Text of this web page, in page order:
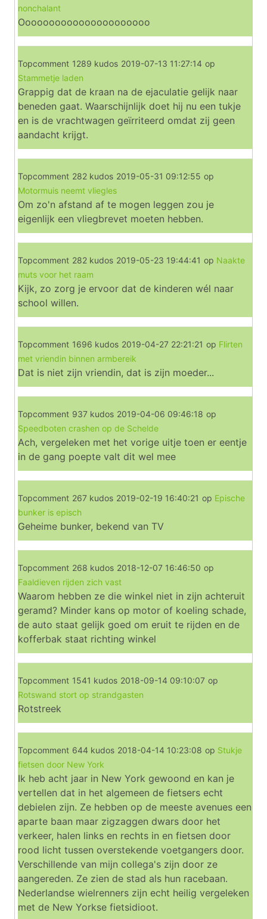
nonchalant
Oooooooooooooooooooooo
Topcomment 1289 kudos 2019-07-13 11:27:14 op
Stammetje laden
Grappig dat de kraan na de ejaculatie gelijk naar
beneden gaat. Waarschijnlijk doet hij nu een tukje
en is de vrachtwagen geïrriteerd omdat zij geen
aandacht krijgt.
Topcomment 282 kudos 2019-05-31 09:12:55 op
Motormuis neemt vliegles
Om zo'n afstand af te mogen leggen zou je
eigenlijk een vliegbrevet moeten hebben.
Topcomment 282 kudos 2019-05-23 19:44:41 op Naakte
muts voor het raam
Kijk, zo zorg je ervoor dat de kinderen wél naar
school willen.
Topcomment 1696 kudos 2019-04-27 22:21:21 op Flirten
met vriendin binnen armbereik
Dat is niet zijn vriendin, dat is zijn moeder...
Topcomment 937 kudos 2019-04-06 09:46:18 op
Speedboten crashen op de Schelde
Ach, vergeleken met het vorige uitje toen er eentje
in de gang poepte valt dit wel mee
Topcomment 267 kudos 2019-02-19 16:40:21 op Epische
bunker is episch
Geheime bunker, bekend van TV
Topcomment 268 kudos 2018-12-07 16:46:50 op
Faaldieven rijden zich vast
Waarom hebben ze die winkel niet in zijn achteruit
geramd? Minder kans op motor of koeling schade,
de auto staat gelijk goed om eruit te rijden en de
kofferbak staat richting winkel
Topcomment 1541 kudos 2018-09-14 09:10:07 op
Rotswand stort op strandgasten
Rotstreek
Topcomment 644 kudos 2018-04-14 10:23:08 op Stukje
fietsen door New York
Ik heb acht jaar in New York gewoond en kan je
vertellen dat in het algemeen de fietsers echt
debielen zijn. Ze hebben op de meeste avenues een
aparte baan maar zigzaggen dwars door het
verkeer, halen links en rechts in en fietsen door
rood licht tussen overstekende voetgangers door.
Verschillende van mijn collega's zijn door ze
aangereden. Ze zien de stad als hun racebaan.
Nederlandse wielrenners zijn echt heilig vergeleken
met de New Yorkse fietsidioot.